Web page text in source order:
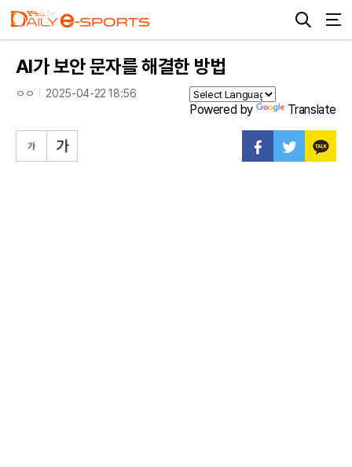
AI가 보안 문자를 해결한 방법
ㅇㅇ 2025-04-22 18:56
Powered by Translate